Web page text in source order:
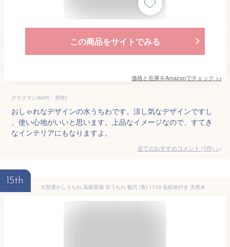
この商品をサイトでみる
価格と在庫をAmazonでチェック >>
グラスマン(60代・男性)
おしゃれなデザインの水うちわです。涼し気なデザインですし
、使い心地がいいと思います。上品なイメージなので、すてき
なインテリアにもなりますよ。
全てのおすすめコメント (1件) >
15th
大型透かしうちわ 高級団扇 京うちわ 観月 (青) 1113 化粧箱付き 天然木